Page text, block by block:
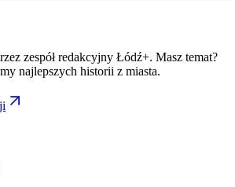
zespół redakcyjny Łódź+. Masz temat?
najlepszych historii z miasta.